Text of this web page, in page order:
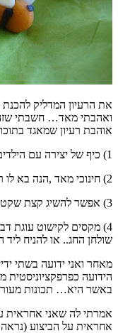
את הרעיון המדליק
ואהבתי מאד… חשבתי שזה
אוהבת רעיון שמאגד
1) כיף של יצירה עם הילדים
2) חינוכי מאד ,הנה בא לו ראש השנה… דבש …דבורים , הגיוני לא?
3) אפשר להשיג קצת שקט לחצי שעה -עד שעה (יצא חצי שעה).
4) מקסים לקישוט עוגת
שולחן החג.. או להניח
מאחר ואני ידועה בשתי
הידועה כפרפקציוניסטית
באשר היא… תכונות
אמרתי לה שאני אחראית
אחראית על הביצוע